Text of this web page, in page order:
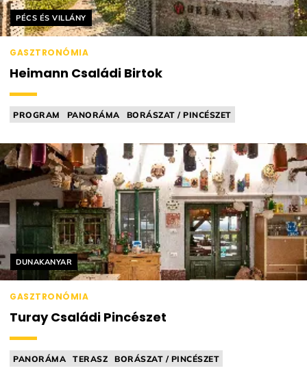
Helyszín címkék:
PÉCS ÉS VILLÁNY
GASZTRONÓMIA
Heimann Családi Birtok
PROGRAM PANORÁMA
BORÁSZAT / PINCÉSZET
Helyszín címkék:
DUNAKANYAR
GASZTRONÓMIA
Turay Családi Pincészet
PANORÁMA TERASZ
BORÁSZAT / PINCÉSZET